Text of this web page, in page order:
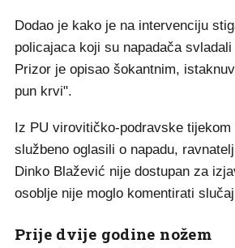
Dodao je kako je na intervenciju
policajaca koji su napadača
Prizor je opisao šokantnim,
pun krvi".
Iz PU virovitičko-podravske tijekom
službeno oglasili o napadu,
Dinko Blažević nije dostupan za
osoblje nije moglo komentirati
Prije dvije godine nožem